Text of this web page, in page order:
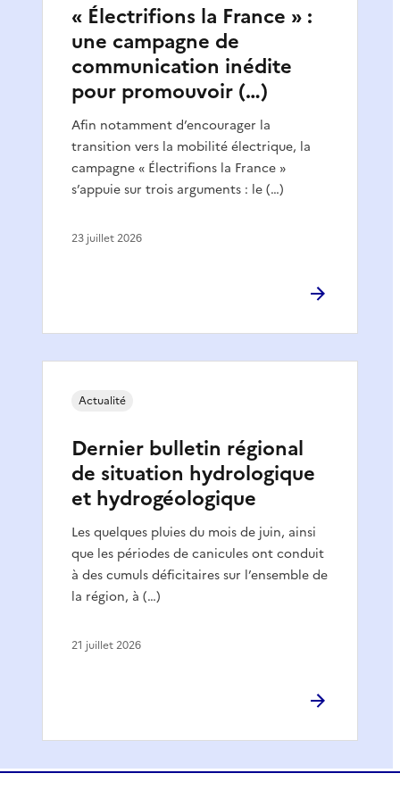
« Électrifions la France » :
une campagne de
communication inédite
pour promouvoir (…)
Afin notamment d’encourager la
transition vers la mobilité électrique, la
campagne « Électrifions la France »
s’appuie sur trois arguments : le (…)
23 juillet 2026
Dernier bulletin régional
de situation hydrologique
et hydrogéologique
Les quelques pluies du mois de juin, ainsi
que les périodes de canicules ont conduit
à des cumuls déficitaires sur l’ensemble de
la région, à (…)
Actualité
21 juillet 2026